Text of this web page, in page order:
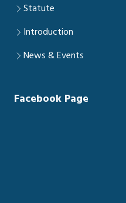
Statute
Introduction
News & Events
Facebook Page